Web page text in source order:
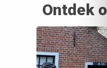
Ontdek